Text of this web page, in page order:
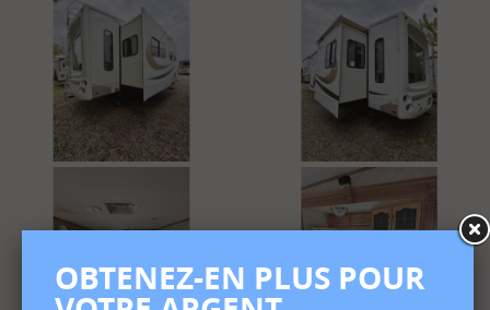
OBTENEZ-EN PLUS POUR